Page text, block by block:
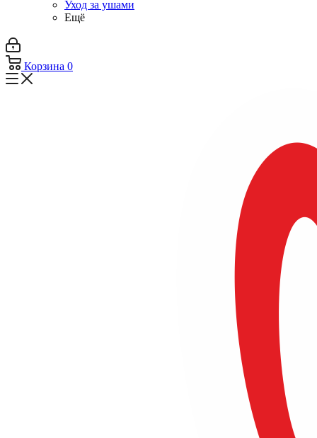
Уход за ушами
Ещё
Корзина 0